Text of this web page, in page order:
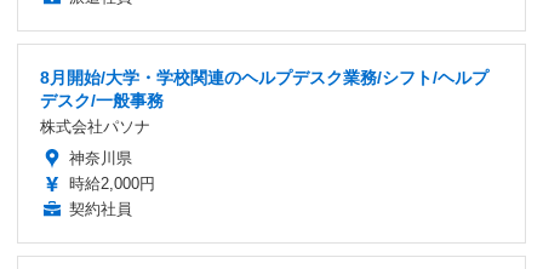
8月開始/大学・学校関連のヘルプデスク業務/シフト/ヘルプ
デスク/一般事務
株式会社パソナ
神奈川県
時給2,000円
契約社員